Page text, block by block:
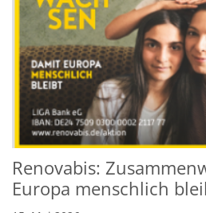
Renovabis:
Europa menschlich